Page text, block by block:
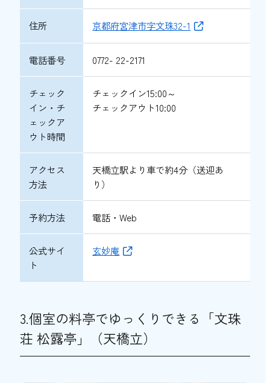
住所 京都府宮津市字文珠32-1
電話番号 0772- 22-2171
チェック
イン・チ
ェックア
ウト時間
チェックイン15:00～
チェックアウト10:00
アクセス
方法
天橋立駅より車で約4分（送迎あ
り）
予約方法 電話・Web
公式サイ
ト
玄妙庵
3.個室の料亭でゆっくりできる「文珠
荘 松露亭」（天橋立）